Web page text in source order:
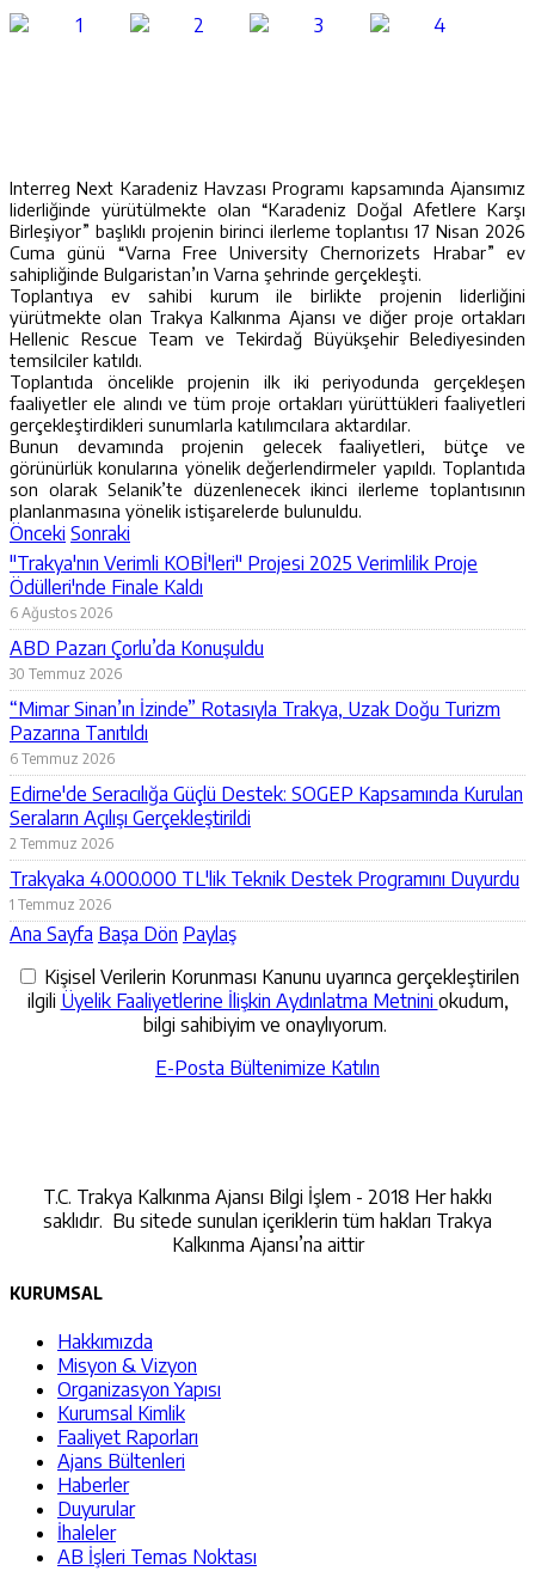
Interreg Next Karadeniz Havzası Programı kapsamında Ajansımız
liderliğinde yürütülmekte olan “Karadeniz Doğal Afetlere Karşı
Birleşiyor” başlıklı projenin birinci ilerleme toplantısı 17 Nisan 2026
Cuma günü “Varna Free University Chernorizets Hrabar” ev
sahipliğinde Bulgaristan’ın Varna şehrinde gerçekleşti.
Toplantıya ev sahibi kurum ile birlikte projenin liderliğini
yürütmekte olan Trakya Kalkınma Ajansı ve diğer proje ortakları
Hellenic Rescue Team ve Tekirdağ Büyükşehir Belediyesinden
temsilciler katıldı.
Toplantıda öncelikle projenin ilk iki periyodunda gerçekleşen
faaliyetler ele alındı ve tüm proje ortakları yürüttükleri faaliyetleri
gerçekleştirdikleri sunumlarla katılımcılara aktardılar.
Bunun devamında projenin gelecek faaliyetleri, bütçe ve
görünürlük konularına yönelik değerlendirmeler yapıldı. Toplantıda
son olarak Selanik’te düzenlenecek ikinci ilerleme toplantısının
planlanmasına yönelik istişarelerde bulunuldu.
Önceki Sonraki
"Trakya'nın Verimli KOBİ'leri" Projesi 2025 Verimlilik Proje
Ödülleri'nde Finale Kaldı
6 Ağustos 2026
ABD Pazarı Çorlu’da Konuşuldu
30 Temmuz 2026
“Mimar Sinan’ın İzinde” Rotasıyla Trakya, Uzak Doğu Turizm
Pazarına Tanıtıldı
6 Temmuz 2026
Edirne'de Seracılığa Güçlü Destek: SOGEP Kapsamında Kurulan
Seraların Açılışı Gerçekleştirildi
2 Temmuz 2026
Trakyaka 4.000.000 TL'lik Teknik Destek Programını Duyurdu
1 Temmuz 2026
Ana Sayfa Başa Dön Paylaş
Kişisel Verilerin Korunması Kanunu uyarınca gerçekleştirilen
ilgili Üyelik Faaliyetlerine İlişkin Aydınlatma Metnini okudum,
bilgi sahibiyim ve onaylıyorum.
E-Posta Bültenimize Katılın
T.C. Trakya Kalkınma Ajansı Bilgi İşlem - 2018 Her hakkı
saklıdır. Bu sitede sunulan içeriklerin tüm hakları Trakya
Kalkınma Ajansı’na aittir
KURUMSAL
Hakkımızda
Misyon & Vizyon
Organizasyon Yapısı
Kurumsal Kimlik
Faaliyet Raporları
Ajans Bültenleri
Haberler
Duyurular
İhaleler
AB İşleri Temas Noktası